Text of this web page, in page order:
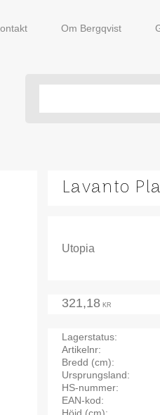
Om Bergqvist
Lavanto
Utopia
321,18 KR
Lagerstatus
Artikelnr
Bredd (cm)
Ursprungsland
HS-nummer
EAN-kod
Höjd (cm)